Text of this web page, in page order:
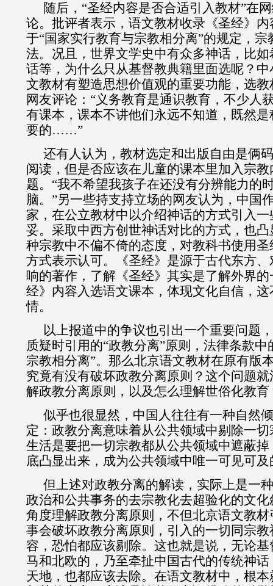
随后，“圣经内容是否合适引入教材”在
论。批评者表示，语文教材收录《圣经》
于“国家实行教育与宗教相分离”的规定，
法。况且，世界文学史中有众多神话，比
话等，为什么只从基督教典籍里面选呢？
文教材有塑造思想价值观的重要功能，选
网友评论：“义务教育是通识教育，不少人
有课本，课本不讲他们永远不知道，既然
要的……”
还有人认为，教材选定和出版自由是俩
阅读，但是否应该在儿童的课本里加入宗
题。“我不希望我孩子在还没有分辨能力的
脑。”另一些持支持立场的网友认为，中国
家，在公立教材中以介绍神话的方式引入
妥。采取中西方创世神话对比的方式，也
种宗教中不偏不倚的态度，对教科书使用
方式表示认可。《圣经》是源于古代东方
响的著作，了解《圣经》其实是了解外界
经》内容入选语文课本，体现文化自信，
情。
以上报道中的争议也引出一个重要问题
质疑时引用的“政教分离”原则，法律条款中
宗教相分离”。那么北京语文教材在原有版
究竟有没有破坏政教分离原则？这个问题
解政教分离原则，以及怎么理解世俗化教育
似乎也很显然，中国人往往有一种自然
定：政教分离意味着从公共领域中剔除一
生活是要把一切宗教都从公共领域中遮蔽
底凸显出来，成为公共领域中唯一可见可
但上述对政教分离的解读，实际上是一
政治和公共事务的去宗教化去超验化的文
角度理解政教分离原则，不但北京语文教
事会破坏政教分离原则，引入的一切同宗
容，恐怕都应该剔除。这也就是说，无论
马和北欧的，乃至牵扯中国古代的传统神
天地，也都应该去除。在语文教材中，根